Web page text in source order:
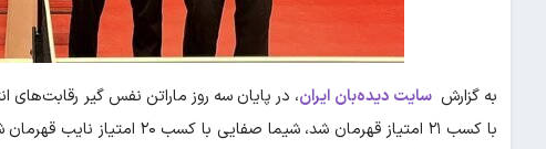
به گزارشسایت دیده‌بان ایران